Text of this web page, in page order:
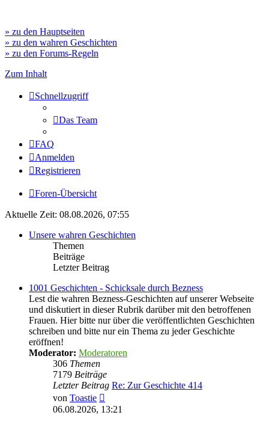
» zu den Hauptseiten
» zu den wahren Geschichten
» zu den Forums-Regeln
Zum Inhalt
Schnellzugriff
Das Team
FAQ
Anmelden
Registrieren
Foren-Übersicht
Aktuelle Zeit: 08.08.2026, 07:55
Unsere wahren Geschichten
Themen
Beiträge
Letzter Beitrag
1001 Geschichten - Schicksale durch Bezness
Lest die wahren Bezness-Geschichten auf unserer Webseite
und diskutiert in dieser Rubrik darüber mit den betroffenen
Frauen. Hier bitte nur über die veröffentlichten Geschichten
schreiben und bitte nur ein Thema zu jeder Geschichte
eröffnen!
Moderator: Moderatoren
306 Themen
7179 Beiträge
Letzter Beitrag Re: Zur Geschichte 414
von Toastie
Beitrag
06.08.2026, 13:21